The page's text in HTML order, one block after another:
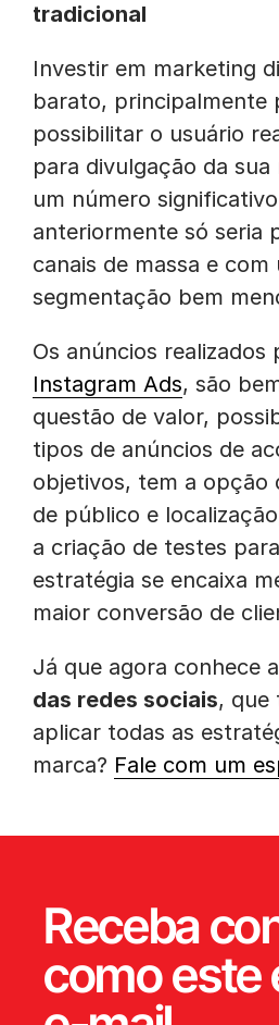
tradicional
Investir em marketing
barato, principalmente
possibilitar o usuário
para divulgação da
um número
anteriormente só seria
canais de massa e com
segmentação bem
Os anúncios realizados
Instagram Ads, são
questão de valor,
tipos de anúncios de
objetivos, tem a opção
de público e
a criação de testes
estratégia se encaixa
maior conversão de
Já que agora conhece a
das redes sociais, que
aplicar todas as
marca? Fale com um
Receba
como este